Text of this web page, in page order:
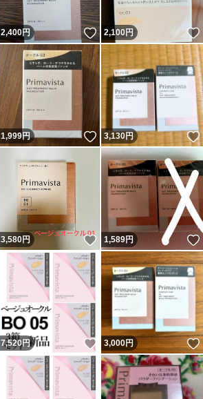
いいね！
2,400円 いいね！
2,100円
いいね！
1,999円 いいね！
3,130円
いいね！
3,580円 いいね！
1,589円
いいね！
7,520円 いいね！
3,000円